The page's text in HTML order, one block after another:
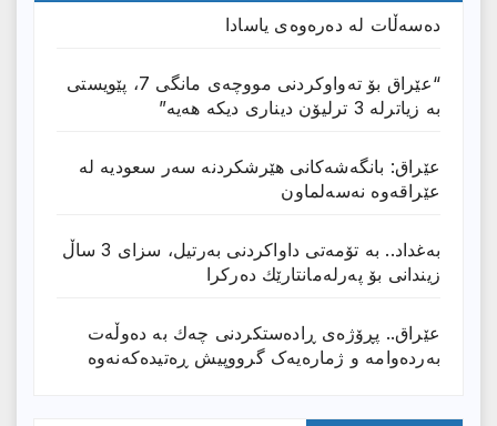
دەسەڵات لە دەرەوەی یاسادا
“عێراق بۆ تەواوکردنی مووچەی مانگى 7، پێویستی
بە زیاترلە 3 ترلیۆن دیناری دیکە هەیە”
عێراق: بانگەشەكانی هێرشكردنە سەر سعودیە لە
عێراقەوە نەسەلماون
بەغداد.. بە تۆمەتی داواكردنی بەرتیل، سزای 3 ساڵ
زیندانی بۆ پەرلەمانتارێك دەركرا
عێراق.. پڕۆژەی ڕادەستكردنی چەك بە دەوڵەت
بەردەوامە و ژمارەیەک گرووپیش ڕەتیدەکەنەوە